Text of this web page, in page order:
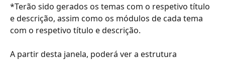
*Terão sido gerados os temas com o respetivo título
e descrição, assim como os módulos de cada tema
com o respetivo título e descrição.
A partir desta janela, poderá ver a estrutura